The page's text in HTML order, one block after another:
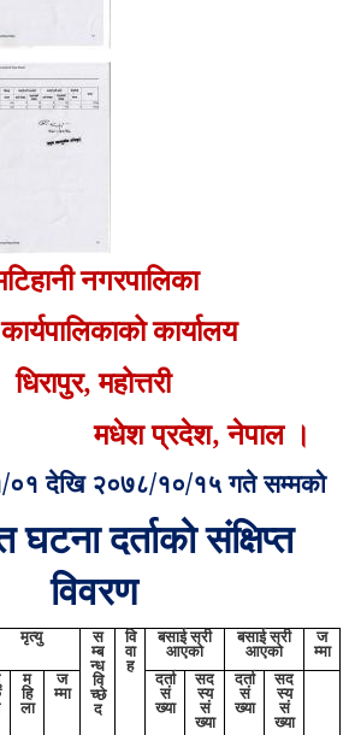
नगरपालिका
कार्यालय
धिरापुर, महोत्तरी
नेपाल ।
०१ देखि २०७८/१०/१५ गते सम्मको
घटना दर्ताको संक्षिप्त
विवरण
मृत्यु स
म्ब
न्ध
वि
च्छे
द
वि
वा
ह
बसाई सरी
आएको
बसाई सरी
आएको
ज
म्मा
म
हि
ला
ज
म्मा
दर्ता
सं
ख्या
सद
स्य
सं
ख्या
दर्ता
सं
ख्या
सद
स्य
सं
ख्या